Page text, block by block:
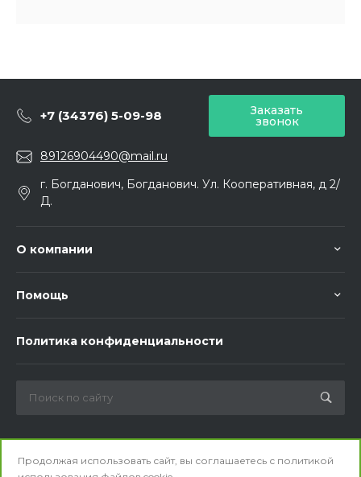
+7 (34376) 5-09-98 Заказать
звонок
89126904490@mail.ru
г. Богданович, Богданович. Ул. Кооперативная, д 2/
Д.
О компании
Помощь
Политика конфиденциальности
Мы в соц. сетях
Продолжая использовать сайт, вы соглашаетесь с политикой